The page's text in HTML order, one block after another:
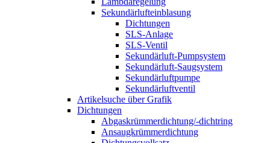
Sekundärlufteinblasung
Dichtungen
SLS-Anlage
SLS-Ventil
Sekundärluft-Pumpsystem
Sekundärluft-Saugsystem
Sekundärluftpumpe
Sekundärluftventil
Artikelsuche über Grafik
Dichtungen
Abgaskrümmerdichtung/-dichtring
Ansaugkrümmerdichtung